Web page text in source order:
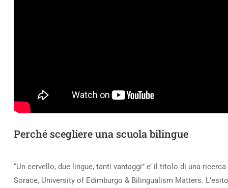
Perché scegliere una scuola bilingue
“Un cervello, due lingue, tanti vantaggi” e’ il titolo di una
Sorace, University of Edimburgo & Bilingualism Matters.